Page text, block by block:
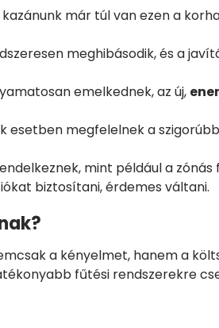
már túl van ezen a
meghibásodik, és a
emelkednek, az új,
esetben megfelelnek a
mint például a
biztosítani, érdemes váltani.
a kényelmet, hanem a
fűtési rendszerekre